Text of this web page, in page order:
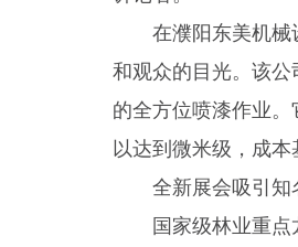
在濮阳东美机
和观众的目光。该
的全方位喷漆作业
以达到微米级，成
全新展会吸引知
国家级林业重